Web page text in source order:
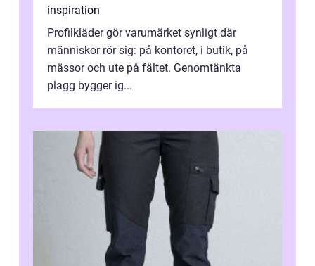
inspiration
Profilkläder gör varumärket synligt där
människor rör sig: på kontoret, i butik, på
mässor och ute på fältet. Genomtänkta
plagg bygger ig...